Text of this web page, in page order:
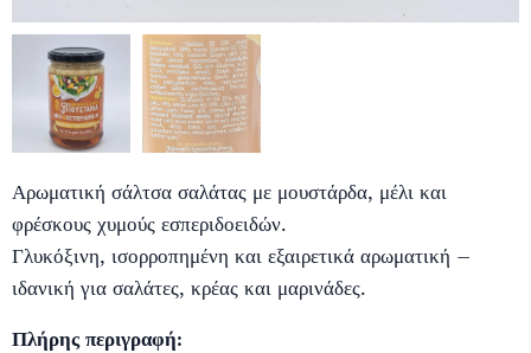
Αρωματική σάλτσα σαλάτας με μουστάρδα, μέλι και
φρέσκους χυμούς εσπεριδοειδών.
Γλυκόξινη, ισορροπημένη και εξαιρετικά αρωματική –
ιδανική για σαλάτες, κρέας και μαρινάδες.
Πλήρης περιγραφή: